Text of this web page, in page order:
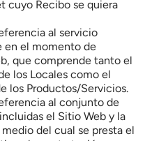
cuyo Recibo se quiera
al servicio
en el momento de
que comprende tanto el
los Locales como el
los Productos/Servicios.
al conjunto de
el Sitio Web y la
del cual se presta el